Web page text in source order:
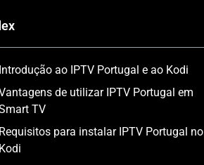
ao IPTV Portugal e ao Kodi
de utilizar IPTV Portugal em
TV
para instalar IPTV Portugal no